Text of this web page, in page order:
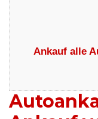
Ankauf alle